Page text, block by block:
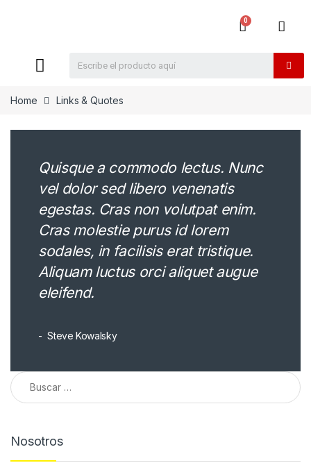
Home Links & Quotes
Quisque a commodo lectus. Nunc
vel dolor sed libero venenatis
egestas. Cras non volutpat enim.
Cras molestie purus id lorem
sodales, in facilisis erat tristique.
Aliquam luctus orci aliquet augue
eleifend.
Steve Kowalsky
Nosotros